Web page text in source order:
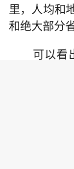
里，人均和
和绝大部分
可以看出